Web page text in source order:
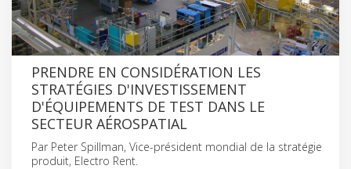
PRENDRE EN CONSIDÉRATION LES
STRATÉGIES D'INVESTISSEMENT
D'ÉQUIPEMENTS DE TEST DANS LE
SECTEUR AÉROSPATIAL
Par Peter Spillman, Vice-président mondial de la stratégie
produit, Electro Rent.